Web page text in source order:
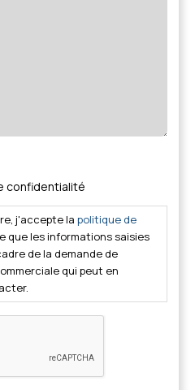
confidentialité
j'accepte la politique de
de la demande de
qui peut en